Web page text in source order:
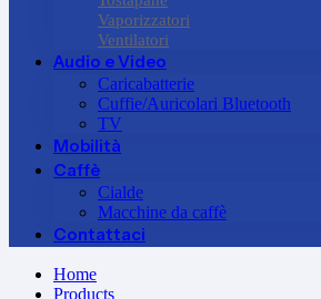
Vaporizzatori
Ventilatori
Audio e Video
Caricabatterie
Cuffie/Auricolari Bluetooth
TV
Mobilità
Caffè
Cialde
Macchine da caffè
Contattaci
Home
Products